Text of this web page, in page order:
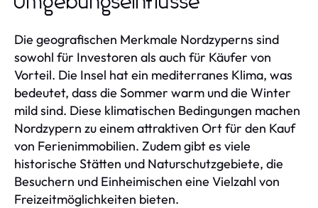
Die geografischen Merkmale Nordzyperns sind
sowohl für Investoren als auch für Käufer von
Vorteil. Die Insel hat ein mediterranes Klima, was
bedeutet, dass die Sommer warm und die Winter
mild sind. Diese klimatischen Bedingungen machen
Nordzypern zu einem attraktiven Ort für den Kauf
von Ferienimmobilien. Zudem gibt es viele
historische Stätten und Naturschutzgebiete, die
Besuchern und Einheimischen eine Vielzahl von
Freizeitmöglichkeiten bieten.